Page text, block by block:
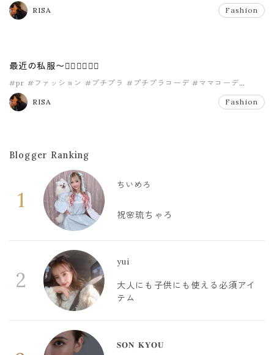
RISA Fashion
最近の私服〜✌🏽✌🏽✌🏽
#pr #ファッション #プチプラ #プチプラコーデ #ママコーデ
#ママファッション
RISA
Fashion
Blogger Ranking
1
ちいめろ
祝🌸琉ちゃろ
2
yui
大人にも子供にも使える必須アイ
テム
𝐒𝐎𝐍 𝐊𝐘𝐎𝐔